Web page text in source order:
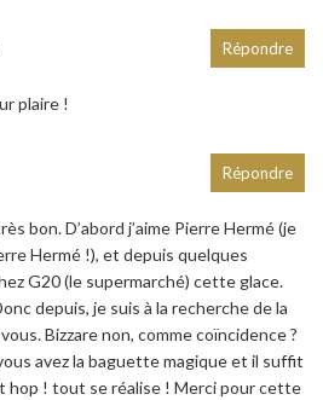
plaire !
Répondre
bon. D’abord j’aime Pierre Hermé (je
Hermé !), et depuis quelques
G20 (le supermarché) cette glace.
depuis, je suis à la recherche de la
Bizzare non, comme coïncidence ?
avez la baguette magique et il suffit
hop ! tout se réalise ! Merci pour cette
Répondre